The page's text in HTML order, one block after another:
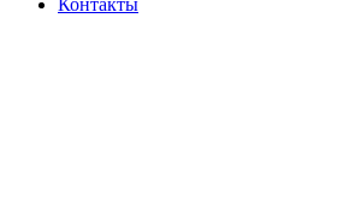
Контакты